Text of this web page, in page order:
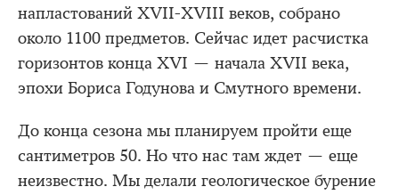
напластований XVII-XVIII веков, собрано
около 1100 предметов. Сейчас идет расчистка
горизонтов конца XVI — начала XVII века,
эпохи Бориса Годунова и Смутного времени.
До конца сезона мы планируем пройти еще
сантиметров 50. Но что нас там ждет — еще
неизвестно. Мы делали геологическое бурение